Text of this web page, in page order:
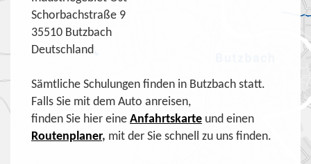
Schorbachstraße 9
35510 Butzbach
Deutschland
Sämtliche Schulungen finden in Butzbach statt.
Falls Sie mit dem Auto anreisen,
finden Sie hier eine Anfahrtskarte und einen
Routenplaner, mit der Sie schnell zu uns finden.